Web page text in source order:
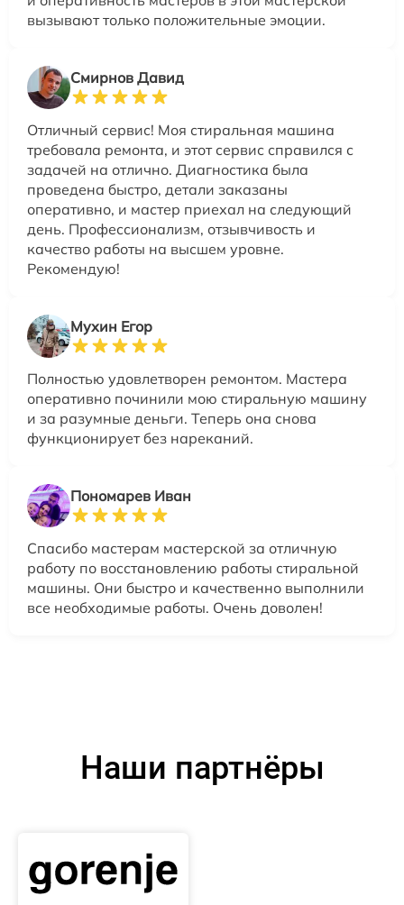
вызывают только положительные эмоции.
Смирнов Давид
Отличный сервис! Моя стиральная машина
требовала ремонта, и этот сервис справился с
задачей на отлично. Диагностика была
проведена быстро, детали заказаны
оперативно, и мастер приехал на следующий
день. Профессионализм, отзывчивость и
качество работы на высшем уровне.
Рекомендую!
Мухин Егор
Полностью удовлетворен ремонтом. Мастера
оперативно починили мою стиральную машину
и за разумные деньги. Теперь она снова
функционирует без нареканий.
Пономарев Иван
Спасибо мастерам мастерской за отличную
работу по восстановлению работы стиральной
машины. Они быстро и качественно выполнили
все необходимые работы. Очень доволен!
Наши партнёры